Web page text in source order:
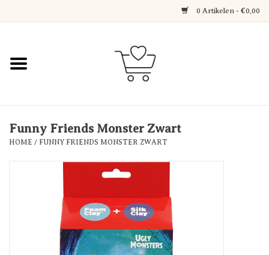
0 Artikelen - €0,00
Home
Decoratie
Over Axelle & Din Hobby
Funny Friends Monster Zwart
HOME / FUNNY FRIENDS MONSTER ZWART